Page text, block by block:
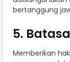
bertanggung
5.
Memberikan